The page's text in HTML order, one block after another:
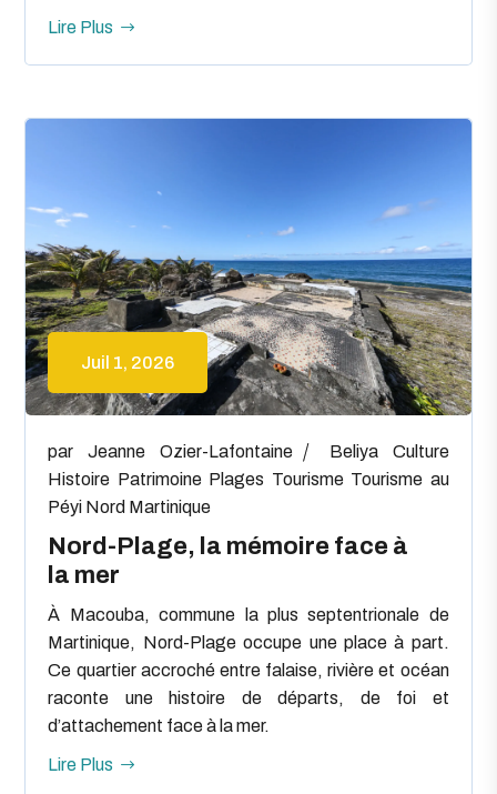
Lire Plus
Juil 1, 2026
Nord-Plage, la mémoire face à
la mer
parJeanne Ozier-Lafontaine Beliya
Culture
Histoire Patrimoine Plages Tourisme Tourisme au
Péyi Nord Martinique
À Macouba, commune la plus septentrionale de
Martinique, Nord-Plage occupe une place à part.
Ce quartier accroché entre falaise, rivière et océan
raconte une histoire de départs, de foi et
d’attachement face à la mer.
Lire Plus